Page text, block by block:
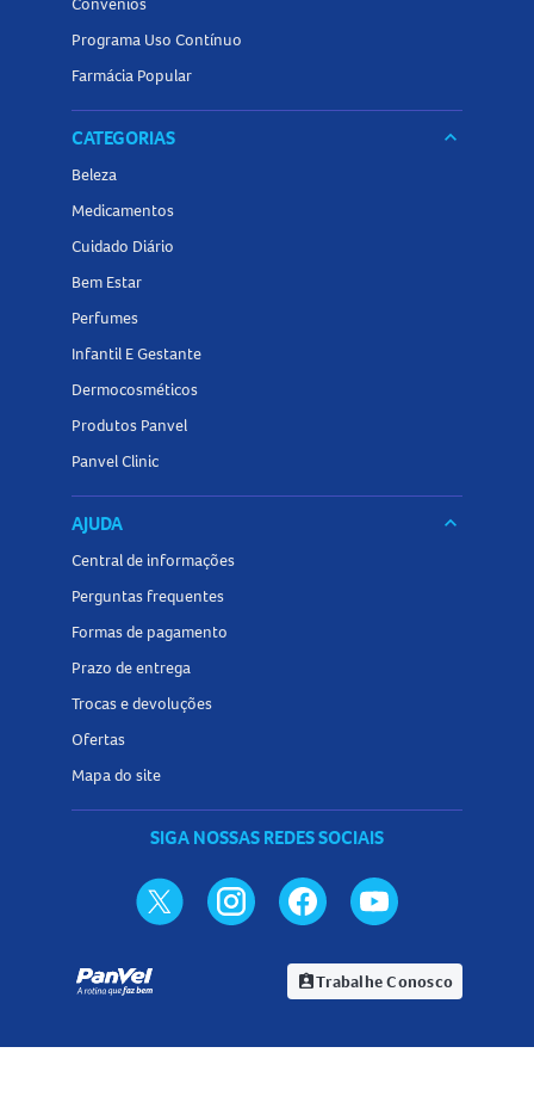
Programa Uso Contínuo
Farmácia Popular
CATEGORIAS keyboard_arrow_down
Beleza
Medicamentos
Cuidado Diário
Bem Estar
Perfumes
Infantil E Gestante
Dermocosméticos
Produtos Panvel
Panvel Clinic
AJUDA keyboard_arrow_down
Central de informações
Perguntas frequentes
Formas de pagamento
Prazo de entrega
Trocas e devoluções
Ofertas
Mapa do site
SIGA NOSSAS REDES SOCIAIS
assignment_indTrabalhe Conosco